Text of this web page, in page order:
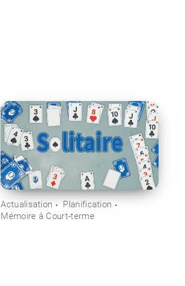
Actualisation
Planification
Mémoire à Court-terme